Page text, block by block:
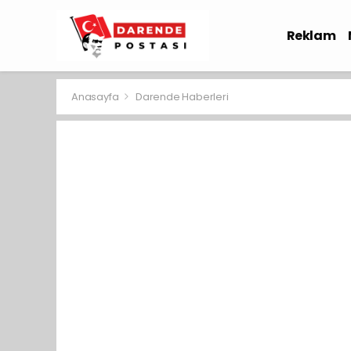
Reklam
Anasayfa Darende Haberleri